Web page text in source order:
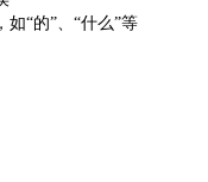
“的”、“什么”等